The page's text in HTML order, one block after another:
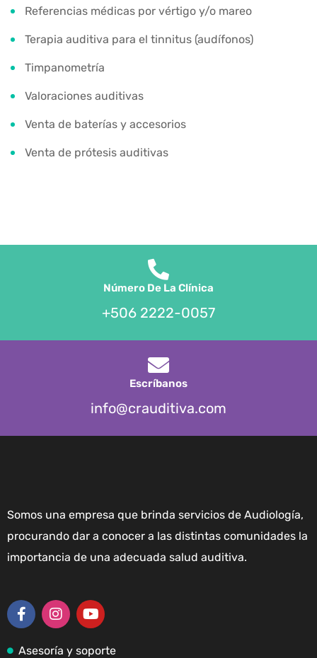
Referencias médicas por vértigo y/o mareo
Terapia auditiva para el tinnitus (audífonos)
Timpanometría
Valoraciones auditivas
Venta de baterías y accesorios
Venta de prótesis auditivas
Número De La Clínica
+506 2222-0057
Escríbanos
info@crauditiva.com
Somos una empresa que brinda servicios de Audiología,
procurando dar a conocer a las distintas comunidades la
importancia de una adecuada salud auditiva.
Asesoría y soporte